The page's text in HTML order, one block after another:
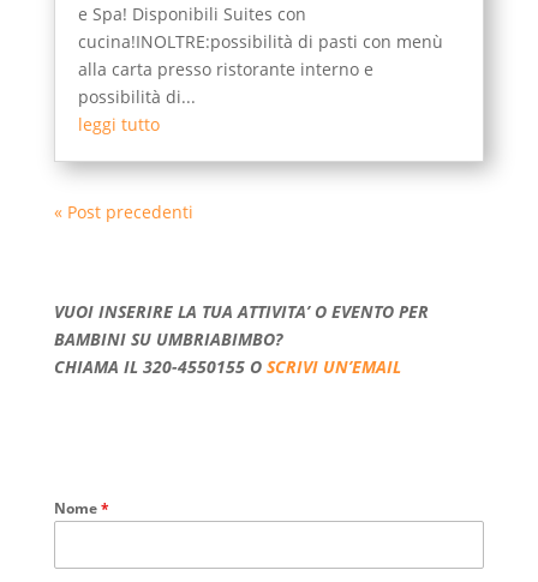
e Spa! Disponibili Suites con
cucina!INOLTRE:possibilità di pasti con menù
alla carta presso ristorante interno e
possibilità di...
leggi tutto
« Post precedenti
VUOI INSERIRE LA TUA ATTIVITA’ O EVENTO PER
BAMBINI SU UMBRIABIMBO?
CHIAMA IL 320-4550155 O SCRIVI UN’EMAIL
Nome*